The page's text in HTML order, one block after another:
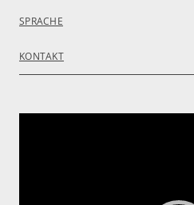
SPRACHE
KONTAKT